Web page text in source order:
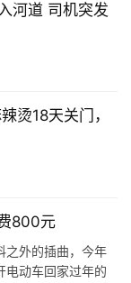
河道 司机突发
烫18天关门，
800元
之外的插曲，今年
电动车回家过年的